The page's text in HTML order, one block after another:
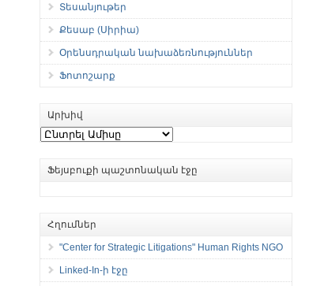
Տեսանյութեր
Քեսաբ (Սիրիա)
Օրենսդրական նախաձեռնություններ
Ֆոտոշարք
Արխիվ
Արխիվ
Ֆեյսբուքի պաշտոնական էջը
Հղումներ
"Center for Strategic Litigations" Human Rights NGO
Linked-In-ի էջը